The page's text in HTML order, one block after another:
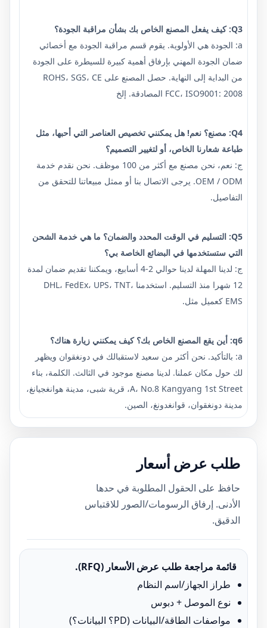
Q3: كيف يفعل المصنع الخاص بك بشأن مراقبة الجودة؟
a: الجودة هي الأولوية. يقوم قسم مراقبة الجودة مع أخصائي
ضمان الجودة المهني بإرفاق أهمية كبيرة للسيطرة على الجودة
من البداية إلى النهاية. حصل المصنع على ROHS، SGS، CE
FCC، ISO9001: 2008 المصادقة. إلخ
Q4: مصنع؟ نعم! هل يمكنني تخصيص العناصر التي أحبها، مثل
طباعة شعارنا الخاص، أو لتغيير التصميم؟
ج: نعم، نحن مصنع مع أكثر من 100 موظف. نحن نقدم خدمة
OEM / ODM. يرجى الاتصال بنا أو ممثل مبيعاتنا للتحقق من
التفاصيل.
Q5: التسليم في الوقت المحدد والضمان؟ ما هي خدمة الشحن
التي ستستخدمها في البضائع الخاصة بي؟
ج: لدينا المهلة لدينا حوالي 2-4 أسابيع، ويمكننا تقديم ضمان لمدة
12 شهرا منذ التسليم. استخدمنا DHL، FedEx، UPS، TNT،
EMS كعميل مثل.
q6: أين يقع المصنع الخاص بك؟ كيف يمكنني زيارة هناك؟
a: بالتأكيد. نحن أكثر من سعيد لاستقبالك في دونغقوان ويظهر
لك حول مكان عملنا. لدينا مصنع موجود في الثالث. الكلمة، بناء
A، No.8 Kangyang 1st Street، قرية شبى، مدينة هوانغجيانغ،
مدينة دونغقوان، قوانغدونغ، الصين.
طلب عرض أسعار
حافظ على الحقول المطلوبة في حدها
الأدنى. إرفاق الرسومات/الصور للاقتباس
الدقيق.
قائمة مراجعة طلب عرض الأسعار (RFQ).
طراز الجهاز/اسم النظام
نوع الموصل + دبوس
مواصفات الطاقة/البيانات (PD؟ البيانات؟)